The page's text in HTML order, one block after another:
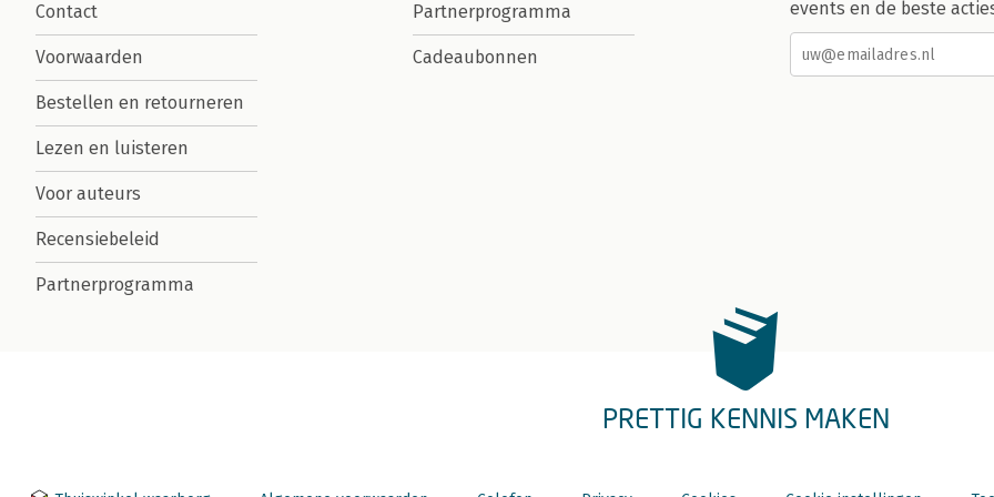
Contact
Voorwaarden
Bestellen en retourneren
Lezen en luisteren
Voor auteurs
Recensiebeleid
Partnerprogramma
Partnerprogramma
Cadeaubonnen
events en de beste
PRETTIG KENNIS MAKEN